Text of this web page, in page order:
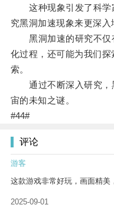
这种现象引发了科学
究黑洞加速现象来更深入
黑洞加速的研究不仅
化过程，还可能为我们
索。
通过不断深入研究，
宙的未知之谜。
#44#
评论
游客
这款游戏非常好玩，画面精美
2025-09-01